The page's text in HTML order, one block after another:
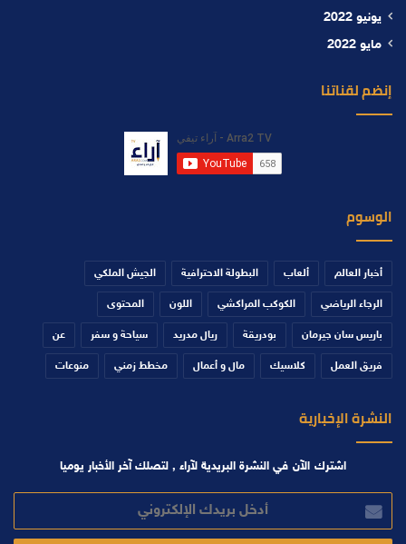
يونيو 2022
مايو 2022
إنضم لقناتنا
الوسوم
أخبار العالم ألعاب البطولة الاحترافية الجيش الملكي
الرجاء الرياضي الكوكب المراكشي اللون المحتوى
باريس سان جيرمان بودريقة ريال مدريد سياحة و سفر عن
فريق العمل كلاسيك مال و أعمال مخطط زمني منوعات
النشرة الإخبارية
اشترك الآن في النشرة البريدية لآراء , لتصلك آخر الأخبار يوميا
بريدك
الإلكتروني